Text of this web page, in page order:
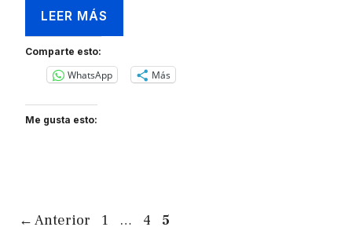
LEER MÁS
Comparte esto:
WhatsApp Más
Me gusta esto:
← Anterior Página
1 … Página
4 Página
5